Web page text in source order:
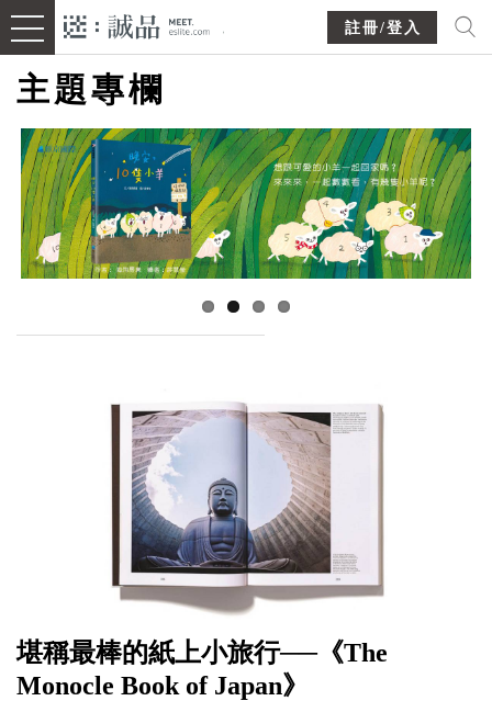
註冊/登入
主題專欄
堪稱最棒的紙上小旅行──《The
Monocle Book of Japan》